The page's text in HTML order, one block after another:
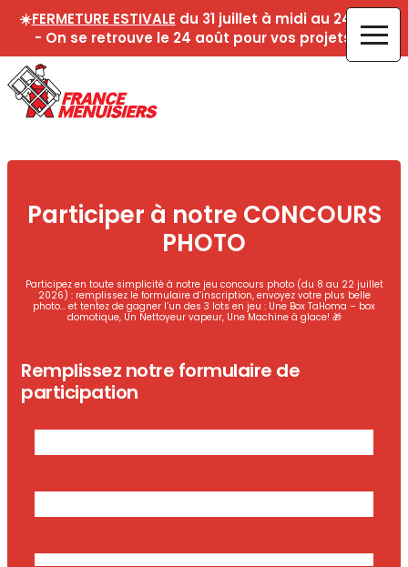
☀️FERMETURE ESTIVALE du 31 juillet à midi au 24 août
- On se retrouve le 24 août pour vos projets !☀️
Participer à notre CONCOURS
PHOTO
Participez en toute simplicité à notre jeu concours photo (du 8 au 22 juillet
2026) : remplissez le formulaire d’inscription, envoyez votre plus belle
photo… et tentez de gagner l’un des 3 lots en jeu : Une Box TaHoma – box
domotique, Un Nettoyeur vapeur, Une Machine à glace! 🎁
Remplissez notre formulaire de
participation
Nom(Nécessaire)
Nom
E-
un
Confirmez
Téléphone(Nécessaire)